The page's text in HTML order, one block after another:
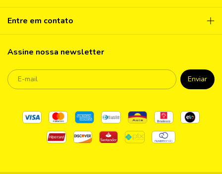
Entre em contato
Assine nossa newsletter